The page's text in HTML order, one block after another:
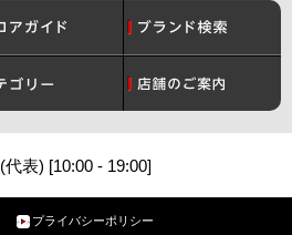
レディース
ベビー・こども
グルメ
アクセス・駐車場
(代表) [10:00 - 19:00]
プライバシーポリシー